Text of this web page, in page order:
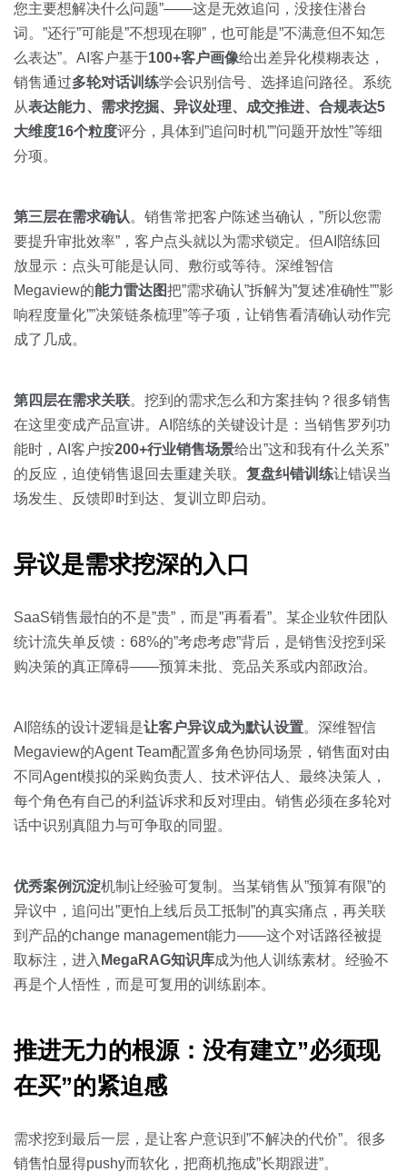
您主要想解决什么问题”——这是无效追问，没接住潜台
词。”还行”可能是”不想现在聊”，也可能是”不满意但不知怎
么表达”。AI客户基于100+客户画像给出差异化模糊表达，
销售通过多轮对话训练学会识别信号、选择追问路径。系统
从表达能力、需求挖掘、异议处理、成交推进、合规表达5
大维度16个粒度评分，具体到”追问时机””问题开放性”等细
分项。
第三层在需求确认 。销售常把客户陈述当确认，”所以您需
要提升审批效率”，客户点头就以为需求锁定。但AI陪练回
放显示：点头可能是认同、敷衍或等待。深维智信
Megaview的能力雷达图把”需求确认”拆解为”复述准确性””影
响程度量化””决策链条梳理”等子项，让销售看清确认动作完
成了几成。
第四层在需求关联。挖到的需求怎么和方案挂钩？很多销售
在这里变成产品宣讲。AI陪练的关键设计是：当销售罗列功
能时，AI客户按200+行业销售场景给出”这和我有什么关系”
的反应，迫使销售退回去重建关联。 复盘纠错训练让错误当
场发生、反馈即时到达、复训立即启动。
异议是需求挖深的入口
SaaS销售最怕的不是”贵”，而是”再看看”。某企业软件团队
统计流失单反馈：68%的”考虑考虑”背后，是销售没挖到采
购决策的真正障碍——预算未批、竞品关系或内部政治。
AI陪练的设计逻辑是让客户异议成为默认设置。深维智信
Megaview的Agent Team配置多角色协同场景，销售面对由
不同Agent模拟的采购负责人、技术评估人、最终决策人，
每个角色有自己的利益诉求和反对理由。销售必须在多轮对
话中识别真阻力与可争取的同盟。
优秀案例沉淀机制让经验可复制。当某销售从”预算有限”的
异议中，追问出”更怕上线后员工抵制”的真实痛点，再关联
到产品的change management能力——这个对话路径被提
取标注，进入 MegaRAG知识库成为他人训练素材。经验不
再是个人悟性，而是可复用的训练剧本。
推进无力的根源：没有建立”必须现
在买”的紧迫感
需求挖到最后一层，是让客户意识到”不解决的代价”。很多
销售怕显得pushy而软化，把商机拖成”长期跟进”。